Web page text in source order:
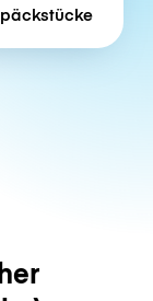
bags